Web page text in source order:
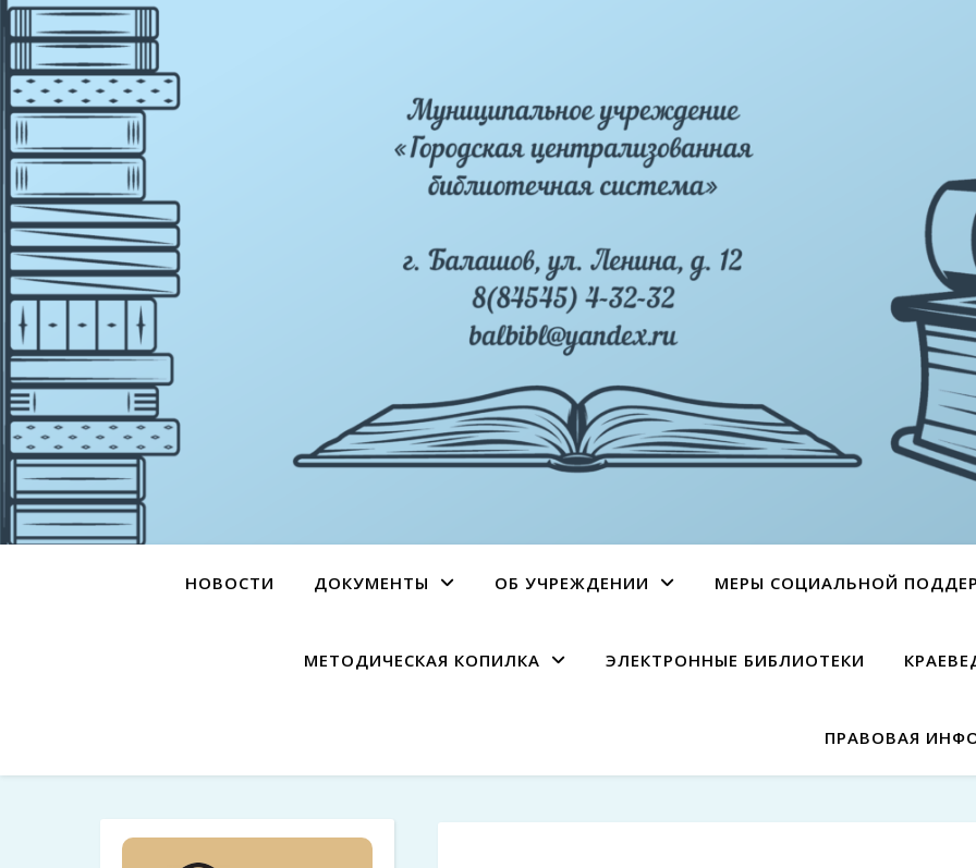
НОВОСТИ ДОКУМЕНТЫ ОБ УЧРЕЖДЕНИИ МЕРЫ СОЦИАЛЬНОЙ
МЕТОДИЧЕСКАЯ КОПИЛКА ЭЛЕКТРОННЫЕ БИБЛИОТЕКИ
ПРАВОВАЯ